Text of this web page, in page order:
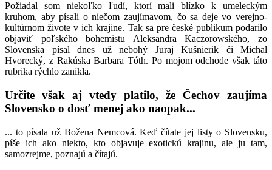
Požiadal som niekoľko ľudí, ktorí mali blízko k umeleckým
kruhom, aby písali o niečom zaujímavom, čo sa deje vo verejno-
kultúrnom živote v ich krajine. Tak sa pre české publikum podarilo
objaviť poľského bohemistu Aleksandra Kaczorowského, zo
Slovenska písal dnes už nebohý Juraj Kušnierik či Michal
Hvorecký, z Rakúska Barbara Tóth. Po mojom odchode však táto
rubrika rýchlo zanikla.
Určite však aj vtedy platilo, že Čechov zaujíma
Slovensko o dosť menej ako naopak...
... to písala už Božena Nemcová. Keď čítate jej listy o Slovensku,
píše ich ako niekto, kto objavuje exotickú krajinu, ale ju tam,
samozrejme, poznajú a čítajú.